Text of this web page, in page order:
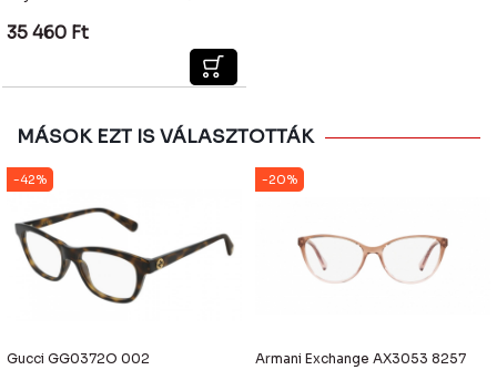
35 460 Ft
MÁSOK EZT IS VÁLASZTOTTÁK
-42%
Gucci GG0372O 002
-20%
Armani Exchange AX3053 8257